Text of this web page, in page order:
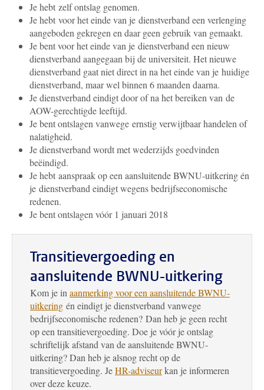
Je hebt zelf ontslag genomen.
Je hebt voor het einde van je dienstverband een verlenging
aangeboden gekregen en daar geen gebruik van gemaakt.
Je bent voor het einde van je dienstverband een nieuw
dienstverband aangegaan bij de universiteit. Het nieuwe
dienstverband gaat niet direct in na het einde van je huidige
dienstverband, maar wel binnen 6 maanden daarna.
Je dienstverband eindigt door of na het bereiken van de
AOW-gerechtigde leeftijd.
Je bent ontslagen vanwege ernstig verwijtbaar handelen of
nalatigheid.
Je dienstverband wordt met wederzijds goedvinden
beëindigd.
Je hebt aanspraak op een aansluitende BWNU-uitkering én
je dienstverband eindigt wegens bedrijfseconomische
redenen.
Je bent ontslagen vóór 1 januari 2018
Transitievergoeding en
aansluitende BWNU-uitkering
Kom je in aanmerking voor een aansluitende BWNU-
uitkering én eindigt je dienstverband vanwege
bedrijfseconomische redenen? Dan heb je geen recht
op een transitievergoeding. Doe je vóór je ontslag
schriftelijk afstand van de aansluitende BWNU-
uitkering? Dan heb je alsnog recht op de
transitievergoeding. JeHR-adviseurkan je informeren
over deze keuze.